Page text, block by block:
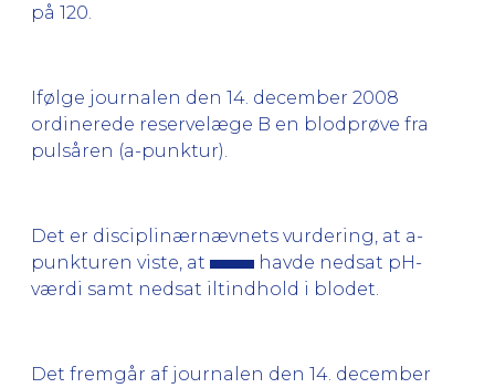
på 120.
Ifølge journalen den 14. december 2008
ordinerede reservelæge B en blodprøve fra
pulsåren (a-punktur).
Det er disciplinærnævnets vurdering, at a-
punkturen viste, at
havde nedsat pH-
værdi samt nedsat iltindhold i blodet.
Det fremgår af journalen den 14. december